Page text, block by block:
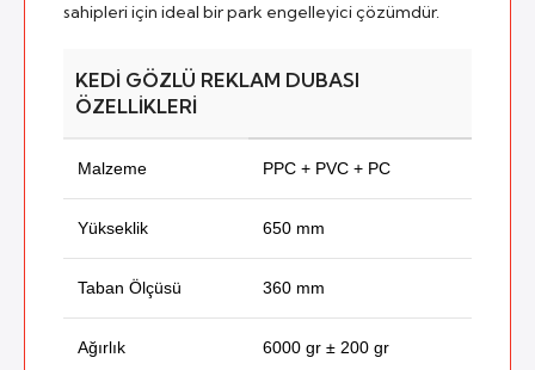
sahipleri için ideal bir park engelleyici çözümdür.
KEDI GÖZLÜ REKLAM DUBASI
ÖZELLIKLERI
Malzeme PPC + PVC + PC
Yükseklik 650 mm
Taban Ölçüsü 360 mm
Ağırlık 6000 gr ± 200 gr